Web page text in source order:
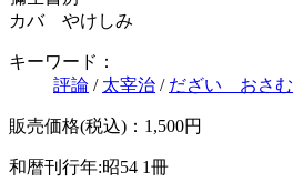
カバ やけしみ
キーワード：
評論 / 太宰治 / だざい おさむ
販売価格(税込)：1,500円
和暦刊行年:昭54 1冊